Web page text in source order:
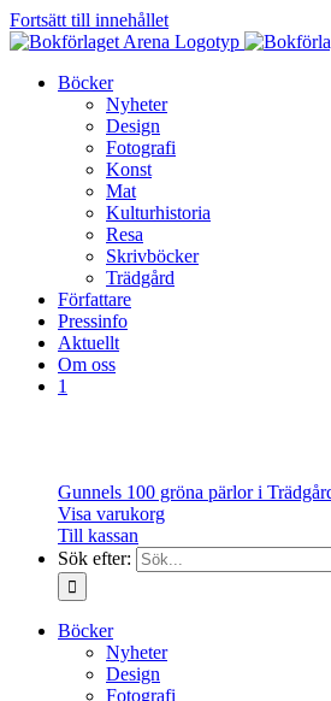
Fortsätt till innehållet
Böcker
Nyheter
Design
Fotografi
Konst
Mat
Kulturhistoria
Resa
Skrivböcker
Trädgård
Författare
Pressinfo
Aktuellt
Om oss
1
Gunnels 100 gröna pärlor i
Visa varukorg
Till kassan
Sök efter:
Böcker
Nyheter
Design
Fotografi